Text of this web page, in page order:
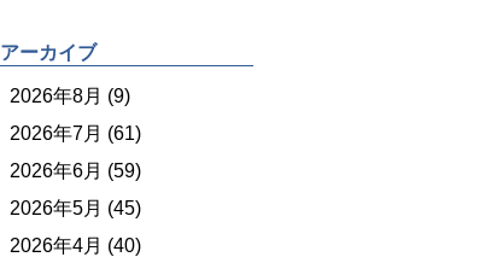
アーカイブ
2026年8月 (9)
2026年7月 (61)
2026年6月 (59)
2026年5月 (45)
2026年4月 (40)